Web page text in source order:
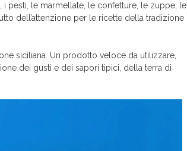
i pesti, le marmellate, le confetture, le zuppe, le
dell’attenzione per le ricette della tradizione
siciliana. Un prodotto veloce da utilizzare,
dei gusti e dei sapori tipici, della terra di